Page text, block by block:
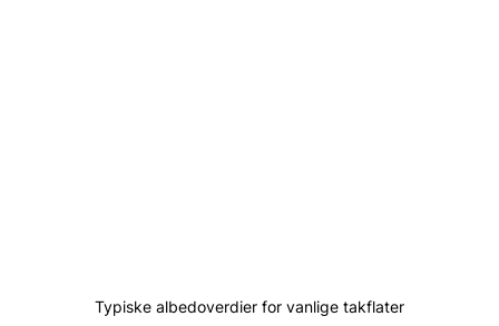
Typiske albedoverdier for vanlige takflater